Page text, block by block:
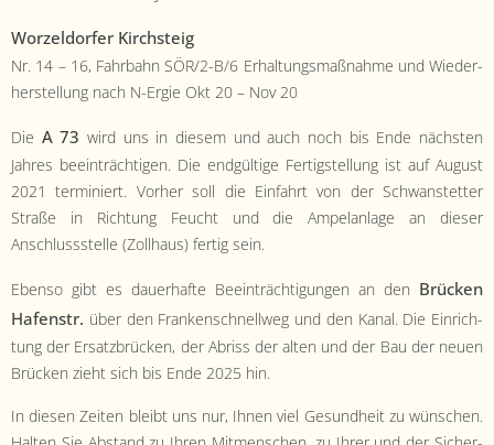
Worzel­dor­fer Kirch­steig
Nr. 14 – 16, Fahrbahn SÖR/2-B/6 Erhal­tungs­maß­nahme und Wieder­
her­stel­lung nach N-Ergie Okt 20 – Nov 20
Die A 73 wird uns in diesem und auch noch bis Ende näch­sten
Jahres beein­trächti­gen. Die endgültige Fer­tig­stel­lung ist auf August
2021 ter­miniert. Vorher soll die Ein­fahrt von der Schwanstet­ter
Straße in Rich­tung Feucht und die Ampelan­lage an dieser
Anschlussstelle (Zoll­haus) fer­tig sein.
Eben­so gibt es dauer­hafte Beein­träch­ti­gun­gen an den Brück­en
Hafen­str. über den Franken­schnell­weg und den Kanal. Die Ein­rich­
tung der Ersatzbrück­en, der Abriss der alten und der Bau der neuen
Brück­en zieht sich bis Ende 2025 hin.
In diesen Zeit­en bleibt uns nur, Ihnen viel Gesund­heit zu wün­schen.